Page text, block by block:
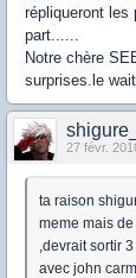
répliqueront les
part......
Notre chère
surprises.le
27 févr.
ta raison
meme mais
,devrait sortir
avec john